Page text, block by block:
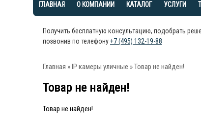
ГЛАВНАЯ О КОМПАНИИ КАТАЛОГ УСЛУГИ
Получить бесплатную консультацию, подобрать
позвонив по телефону+7 (495) 132-19-88
Главная »IP камеры уличные » Товар не найден!
Товар не найден!
Товар не найден!